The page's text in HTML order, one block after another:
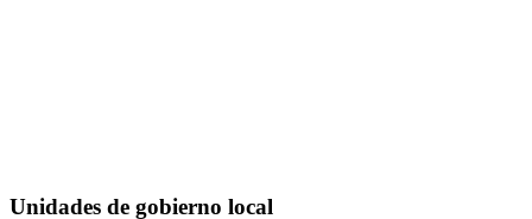
Unidades de gobierno local